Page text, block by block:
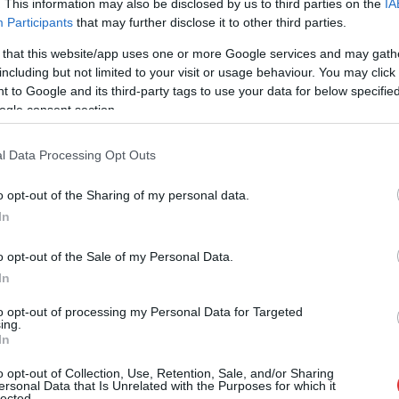
This information may also be disclosed by us to third parties on the
Participants that may further disclose it to other third parties.
that this website/app uses one or more Google services and may
but not limited to your visit or usage behaviour. You may
to Google and its third-party tags to use your data for below
consent section.
Data Processing Opt Outs
opt-out of the Sharing of my personal data.
opt-out of the Sale of my Personal Data.
opt-out of processing my Personal Data for Targeted
opt-out of Collection, Use, Retention, Sale, and/or Sharing
Data that Is Unrelated with the Purposes for which it
4625-ös úton: egy egyedül utazó férfi
gépkocsijával árokba hajtott és felborult, a
sofőr a helyszínen életét vesztette.
Ugyanezen a veszélyes útszakaszon alig
néhány nappal ezelőtt is történt egy
megye településein
Nagyszabású katonai csapatmozgások és